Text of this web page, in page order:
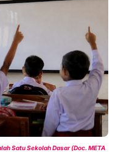
Satu Sekolah Dasar (Doc. META